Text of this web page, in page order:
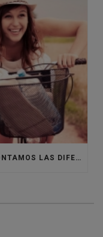
¿INVISALIGN® FULL O LITE? TE CONTAMOS LAS DIFERENCIAS